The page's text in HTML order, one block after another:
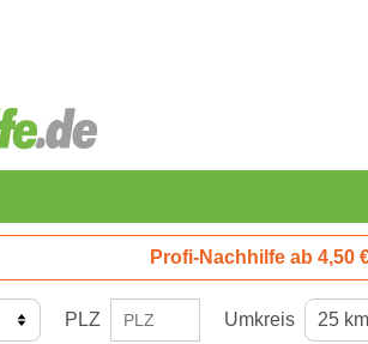
Profi-Nachhilfe ab 4,50
PLZ Umkreis